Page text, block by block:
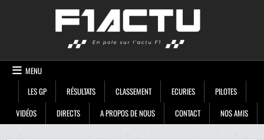
MENU
LES GP
RÉSULTATS CLASSEMENT ECURIES
PILOTES
VIDÉOS
DIRECTS A PROPOS DE NOUS CONTACT NOS AMIS